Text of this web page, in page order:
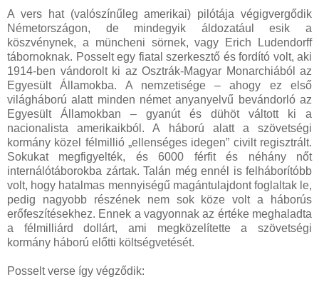
A vers hat (valószínűleg amerikai) pilótája végigvergődik
Németországon, de mindegyik áldozatául esik a
köszvénynek, a müncheni sörnek, vagy Erich Ludendorff
tábornoknak. Posselt egy fiatal szerkesztő és fordító volt, aki
1914-ben vándorolt ki az Osztrák-Magyar Monarchiából az
Egyesült Államokba. A nemzetisége – ahogy ez első
világháború alatt minden német anyanyelvű bevándorló az
Egyesült Államokban – gyanút és dühöt váltott ki a
nacionalista amerikaikból. A háború alatt a szövetségi
kormány közel félmillió „ellenséges idegen” civilt regisztrált.
Sokukat megfigyelték, és 6000 férfit és néhány nőt
internálótáborokba zártak. Talán még ennél is felháborítóbb
volt, hogy hatalmas mennyiségű magántulajdont foglaltak le,
pedig nagyobb részének nem sok köze volt a háborús
erőfeszítésekhez. Ennek a vagyonnak az értéke meghaladta
a félmilliárd dollárt, ami megközelítette a szövetségi
kormány háború előtti költségvetését.
Posselt verse így végződik: